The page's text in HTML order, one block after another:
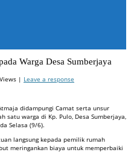
Warga Desa Sumberjaya
| Leave a response
didampungi Camat serta unsur
satu warga di Kp. Pulo, Desa Sumberjaya,
Selasa (9/6).
langsung kepada pemilik rumah
meringankan biaya untuk memperbaiki